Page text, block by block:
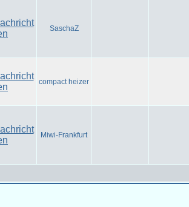
SaschaZ
compact heizer
Miwi-Frankfurt